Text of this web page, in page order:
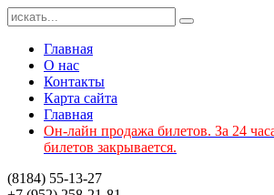
Главная
О нас
Контакты
Карта сайта
Главная
Он-лайн продажа билетов. За 24
билетов закрывается.
(8184) 55-13-27